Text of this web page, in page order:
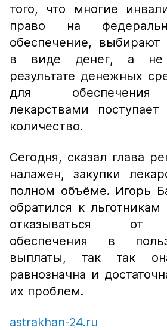
того, что многие
право на
обеспечение, выбирают
в виде денег, а не
результате денежных
для обеспечения
лекарствами поступает
количество.
Сегодня, сказал глава
налажен, закупки
полном объёме. Игорь
обратился к
отказываться от
обеспечения в
выплаты, так так
равнозначна и
их проблем.
astrakhan-24.ru